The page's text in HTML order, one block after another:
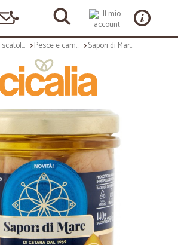
Sughi, scatolame e condimenti Pesce e carne in scatola Sapori di Mare linea Benessere Olio di Mare Filetti Di Tonno all'Olio di Oliva 200 g